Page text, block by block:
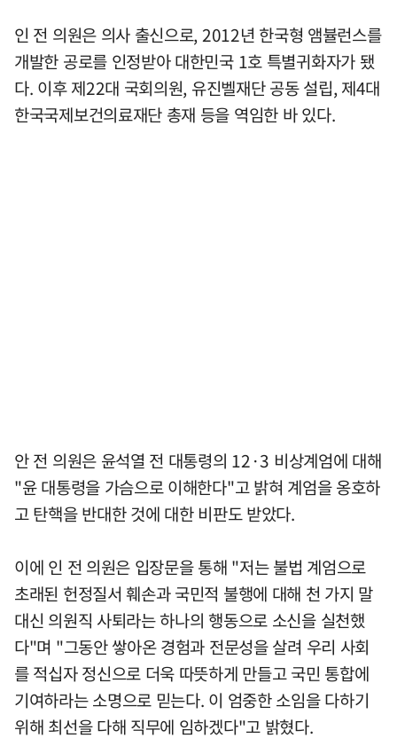
인 전 의원은 의사 출신으로, 2012년 한국형 앰뷸런스를
개발한 공로를 인정받아 대한민국 1호 특별귀화자가 됐
다. 이후 제22대 국회의원, 유진벨재단 공동 설립, 제4대
한국국제보건의료재단 총재 등을 역임한 바 있다.
안 전 의원은 윤석열 전 대통령의 12·3 비상계엄에 대해
"윤 대통령을 가슴으로 이해한다"고 밝혀 계엄을 옹호하
고 탄핵을 반대한 것에 대한 비판도 받았다.
이에 인 전 의원은 입장문을 통해 "저는 불법 계엄으로
초래된 헌정질서 훼손과 국민적 불행에 대해 천 가지 말
대신 의원직 사퇴라는 하나의 행동으로 소신을 실천했
다"며 "그동안 쌓아온 경험과 전문성을 살려 우리 사회
를 적십자 정신으로 더욱 따뜻하게 만들고 국민 통합에
기여하라는 소명으로 믿는다. 이 엄중한 소임을 다하기
위해 최선을 다해 직무에 임하겠다"고 밝혔다.